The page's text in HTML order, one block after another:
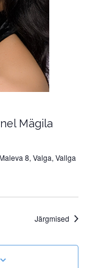
Mägila
8, Valga, Vallga
Järgmised